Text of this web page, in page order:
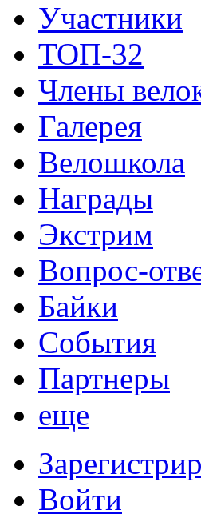
Участники
ТОП-32
Члены
Галерея
Велошкола
Награды
Экстрим
Вопрос-
Байки
События
Партнеры
еще
Войти